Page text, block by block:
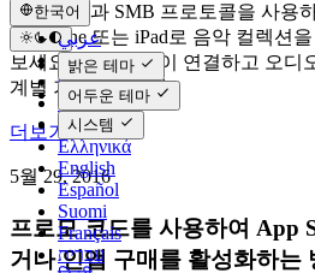
한국어
عربي
Català
Čeština
Dansk
Deutsch
Ελληνικά
English
Español
Suomi
Français
עברית
밝은 테마
어두운 테마
시스템
Evermusic과 SMB 프로토콜을 사용
서 iPhone 또는 iPad로 음악 컬렉션
보세요. 동기화 없이 연결하고 오디
계별 가이드입니다.
더보기
5월 29, 2016
프로모 코드를 사용하여 App
거나 인앱 구매를 활성화하는